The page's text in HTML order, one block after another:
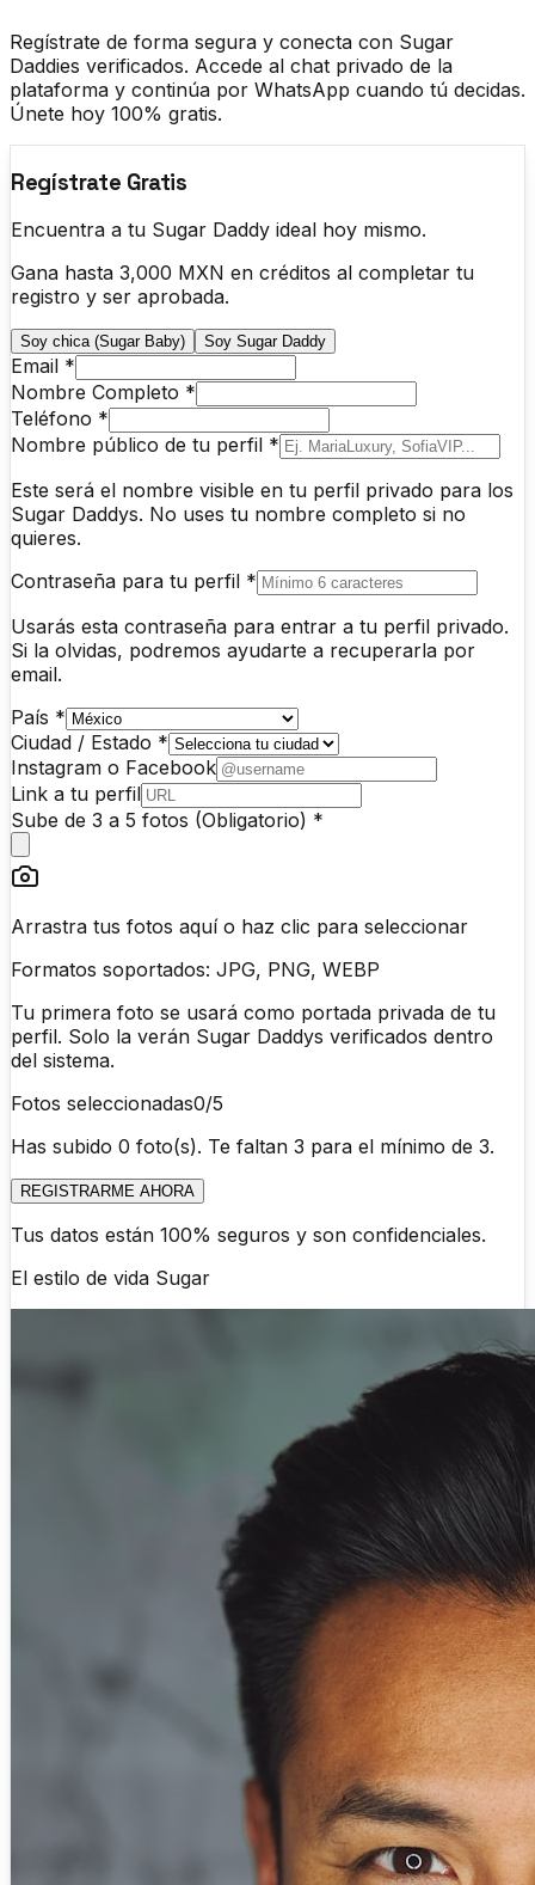
Regístrate de forma segura y conecta con Sugar
Daddies verificados. Accede al chat privado de la
plataforma y continúa por WhatsApp cuando tú decidas.
Únete hoy 100% gratis.
Regístrate Gratis
Encuentra a tu Sugar Daddy ideal hoy mismo.
Gana hasta 3,000 MXN en créditos al completar tu
registro y ser aprobada.
Soy chica (Sugar Baby) Soy Sugar Daddy
Email *
Nombre Completo *
Teléfono *
Nombre público de tu perfil *
Este será el nombre visible en tu perfil privado para los
Sugar Daddys. No uses tu nombre completo si no
quieres.
Contraseña para tu perfil *
Usarás esta contraseña para entrar a tu perfil privado.
Si la olvidas, podremos ayudarte a recuperarla por
email.
País *
Ciudad / Estado *
Instagram o Facebook
Link a tu perfil
Sube de 3 a 5 fotos (Obligatorio) *
Arrastra tus fotos aquí o haz clic para seleccionar
Formatos soportados: JPG, PNG, WEBP
Tu primera foto se usará como portada privada de tu
perfil. Solo la verán Sugar Daddys verificados dentro
del sistema.
Fotos seleccionadas0/5
Has subido 0 foto(s). Te faltan 3 para el mínimo de 3.
REGISTRARME AHORA
Tus datos están 100% seguros y son confidenciales.
El estilo de vida Sugar